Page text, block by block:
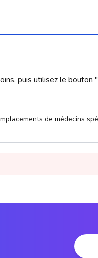
puis utilisez le bouton "